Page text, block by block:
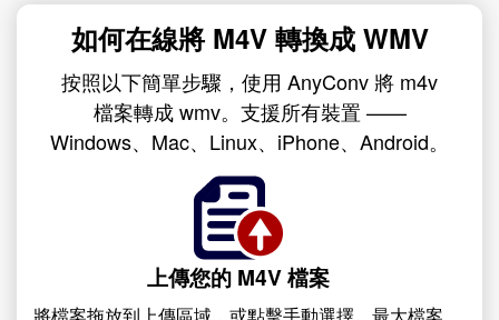
如何在線將 M4V 轉換成 WMV
按照以下簡單步驟，使用 AnyConv 將 m4v
檔案轉成 wmv。支援所有裝置 ——
Windows、Mac、Linux、iPhone、Android。
上傳您的 M4V 檔案